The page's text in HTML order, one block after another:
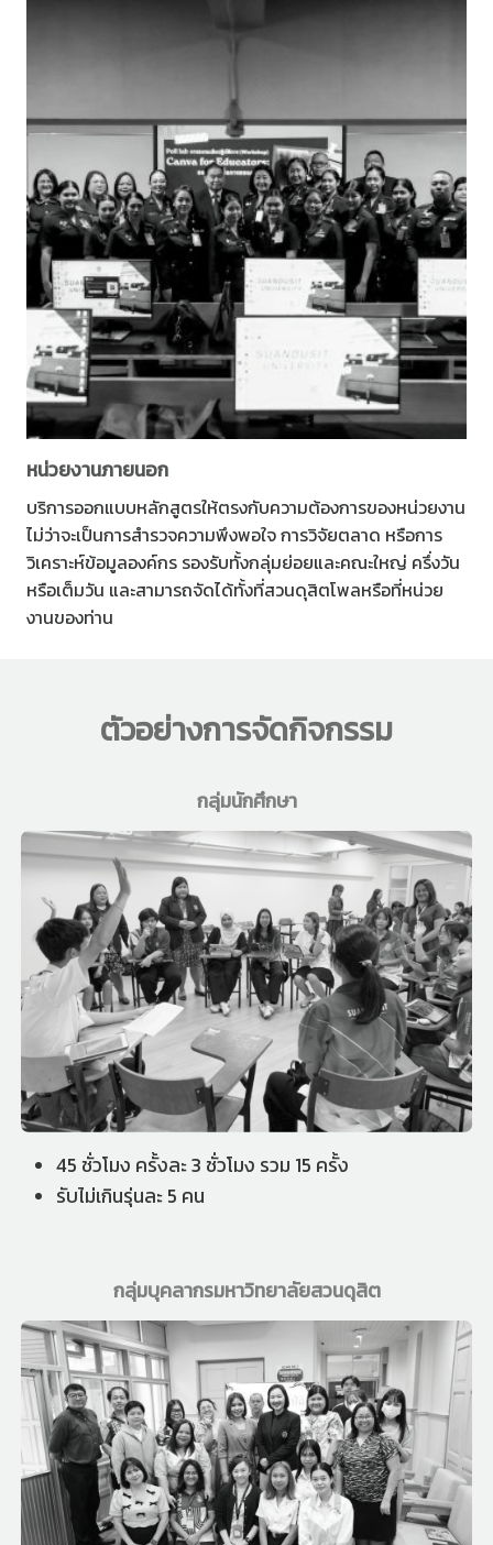
หน่วยงานภายนอก
บริการออกแบบหลักสูตรให้ตรงกับความต้องการของหน่วยงาน
ไม่ว่าจะเป็นการสำรวจความพึงพอใจ การวิจัยตลาด หรือการ
วิเคราะห์ข้อมูลองค์กร รองรับทั้งกลุ่มย่อยและคณะใหญ่ ครึ่งวัน
หรือเต็มวัน และสามารถจัดได้ทั้งที่สวนดุสิตโพลหรือที่หน่วย
งานของท่าน
ตัวอย่างการจัดกิจกรรม
กลุ่มนักศึกษา
45 ชั่วโมง ครั้งละ 3 ชั่วโมง รวม 15 ครั้ง
รับไม่เกินรุ่นละ 5 คน
กลุ่มบุคลากรมหาวิทยาลัยสวนดุสิต